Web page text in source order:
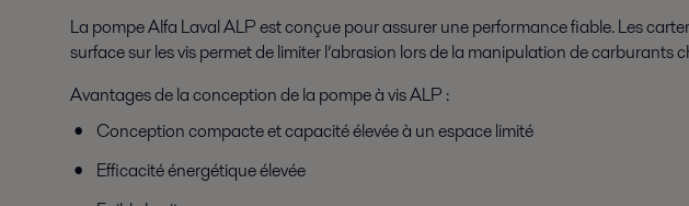
La pompe Alfa Laval ALP est conçue pour assurer une performance fiable. Les
surface sur les vis permet de limiter l’abrasion lors de la manipulation de carburants
Avantages de la conception de la pompe à vis ALP :
Conception compacte et capacité élevée à un espace limité
Efficacité énergétique élevée